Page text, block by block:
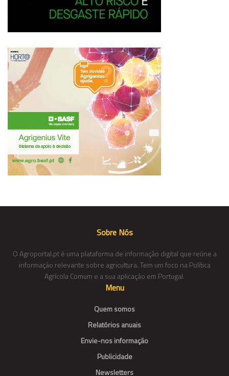
Sobre Nós
O Agroportal.pt é uma plataforma de informação digital que reúne a
informação relevante sobre agricultura. Tem um foco na Política
Agrícola Comum e a sua aplicação em Portugal.
Menu
Quem somos
Relatórios anuais
Envie-nos informação
Publicidade
Newsletters